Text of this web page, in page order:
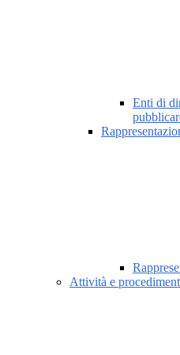
Enti di
Attività e